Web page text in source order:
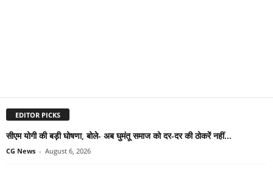
EDITOR PICKS
सीएम योगी की बड़ी घोषणा, बोले- अब घुमंतू समाज को दर-दर की ठोकरें नहीं...
CG News - August 6, 2026